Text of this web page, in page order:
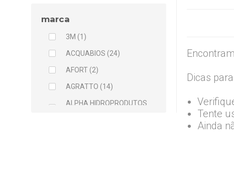
marca
3M (1)
ACQUABIOS (24)
AFORT (2)
AGRATTO (14)
ALPHA HIDROPRODUTOS
Dicas
Tente
Ainda